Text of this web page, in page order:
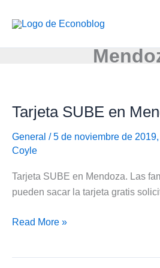
Tarjeta SUBE en
General / 5 de noviembre de
Coyle
Tarjeta SUBE en Mendoza. Las
pueden sacar la tarjeta gratis
Tarjeta
Read More »